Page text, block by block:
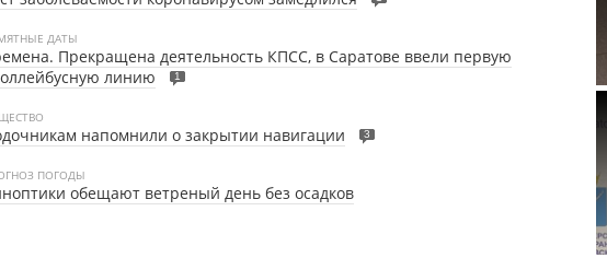
ДАТЫ
Прекращена деятельность КПСС, в Саратове ввели первую
линию
1
напомнили о закрытии навигации 3
ПОГОДЫ
обещают ветреный день без осадков